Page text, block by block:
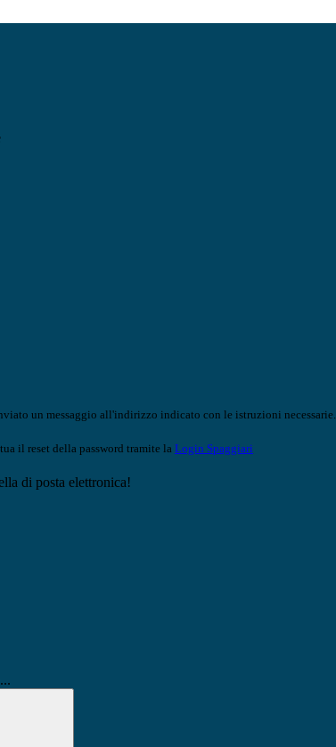
un messaggio all'indirizzo indicato con le istruzioni necessarie.
il reset della password tramite la Login Spaggiari
di posta elettronica!